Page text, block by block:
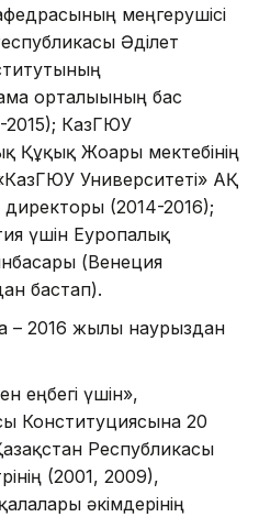
меңгерушісі
Әділет
орталығының бас
2015); КазГЮУ
Құқық Жоғары мектебінің
Университеті» АҚ
директоры (2014-2016);
үшін Еуропалық
(Венеция
бастап).
2016 жылғы наурыздан
еңбегі үшін»,
Конституциясына 20
Республикасы
(2001, 2009),
әкімдерінің